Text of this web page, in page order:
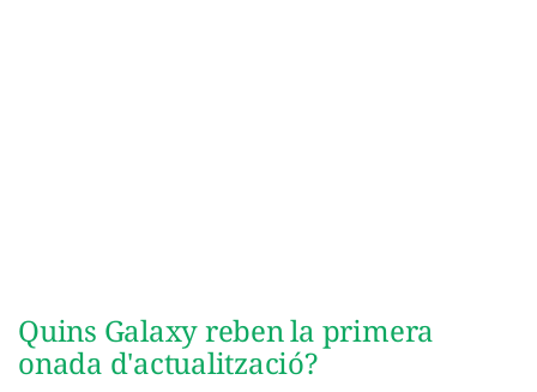
Quins Galaxy reben la primera
onada d'actualització?